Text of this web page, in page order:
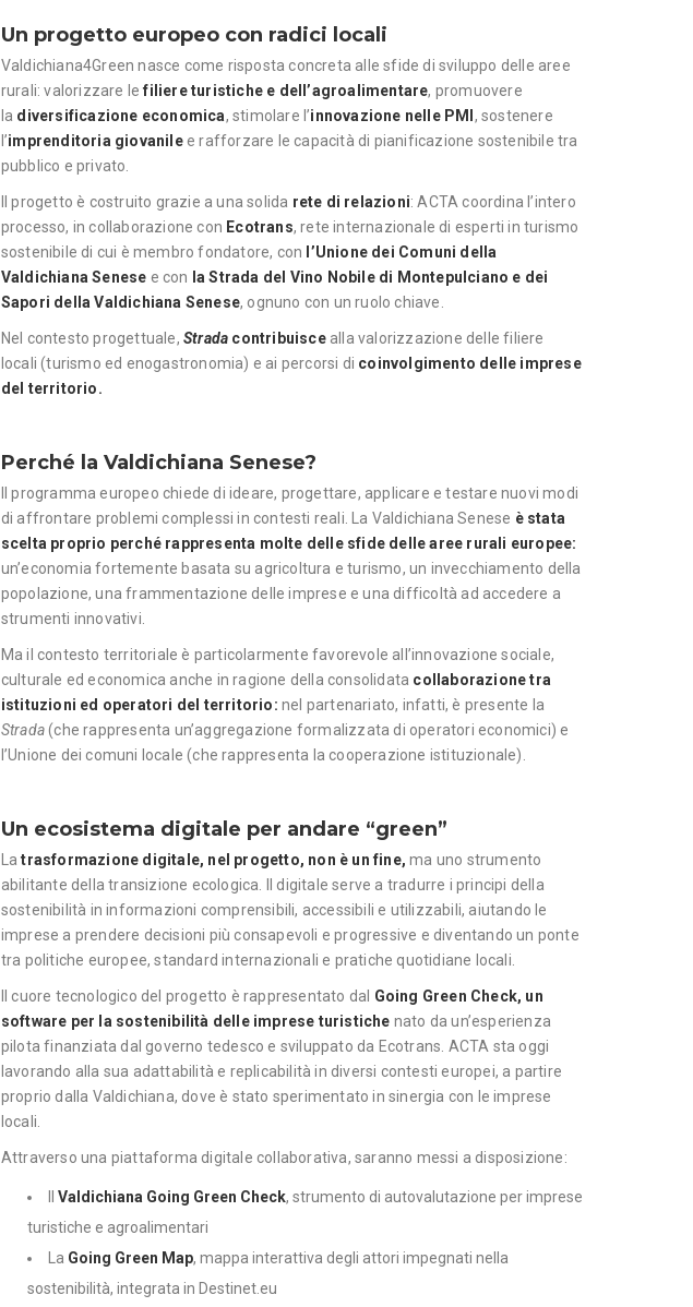
Un progetto europeo con radici locali
Valdichiana4Green nasce come risposta concreta alle sfide di sviluppo delle aree
rurali: valorizzare lefiliere turistiche e dell’agroalimentare, promuovere
la diversificazione economica, stimolare l’innovazione nelle PMI , sostenere
l’imprenditoria giovanilee rafforzare le capacità di pianificazione sostenibile tra
pubblico e privato.
Il progetto è costruito grazie a una solida rete di relazioni: ACTA coordina l’intero
processo, in collaborazione con Ecotrans, rete internazionale di esperti in turismo
sostenibile di cui è membro fondatore, con l’Unione dei Comuni della
Valdichiana Senese e con la Strada del Vino Nobile di Montepulciano e dei
Sapori della Valdichiana Senese, ognuno con un ruolo chiave.
Nel contesto progettuale,Strada contribuiscealla valorizzazione delle filiere
locali (turismo ed enogastronomia) e ai percorsi di coinvolgimento delle imprese
del territorio.
Perché la Valdichiana Senese?
Il programma europeo chiede di ideare, progettare, applicare e testare nuovi modi
di affrontare problemi complessi in contesti reali. La Valdichiana Senese è stata
scelta proprio perché rappresenta molte delle sfide delle aree rurali europee:
un’economia fortemente basata su agricoltura e turismo, un invecchiamento della
popolazione, una frammentazione delle imprese e una difficoltà ad accedere a
strumenti innovativi.
Ma il contesto territoriale è particolarmente favorevole all’innovazione sociale,
culturale ed economica anche in ragione della consolidata collaborazione tra
istituzioni ed operatori del territorio: nel partenariato, infatti, è presente la
Strada(che rappresenta un’aggregazione formalizzata di operatori economici) e
l’Unione dei comuni locale (che rappresenta la cooperazione istituzionale).
Un ecosistema digitale per andare “green”
Latrasformazione digitale, nel progetto, non è un fine,ma uno strumento
abilitante della transizione ecologica. Il digitale serve a tradurre i principi della
sostenibilità in informazioni comprensibili, accessibili e utilizzabili, aiutando le
imprese a prendere decisioni più consapevoli e progressive e diventando un ponte
tra politiche europee, standard internazionali e pratiche quotidiane locali.
Il cuore tecnologico del progetto è rappresentato dal Going Green Check, un
software per la sostenibilità delle imprese turistiche nato da un’esperienza
pilota finanziata dal governo tedesco e sviluppato da Ecotrans. ACTA sta oggi
lavorando alla sua adattabilità e replicabilità in diversi contesti europei, a partire
proprio dalla Valdichiana, dove è stato sperimentato in sinergia con le imprese
locali.
Attraverso una piattaforma digitale collaborativa, saranno messi a disposizione:
Valdichiana Going Green Check, strumento di autovalutazione per imprese
turistiche e agroalimentari
La Going Green Map, mappa interattiva degli attori impegnati nella
sostenibilità, integrata in Destinet.eu